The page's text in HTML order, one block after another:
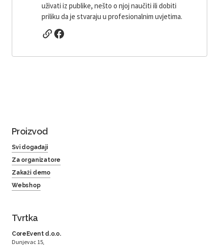
uživati iz publike, nešto o njoj naučiti ili dobiti
priliku da je stvaraju u profesionalnim uvjetima.
Proizvod
Svi događaji
Za organizatore
Zakaži demo
Webshop
Tvrtka
CoreEvent d.o.o.
Dunjevac 15,